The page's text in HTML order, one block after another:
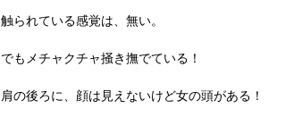
触られている感覚は、無い。
でもメチャクチャ掻き撫でている！
肩の後ろに、顔は見えないけど女の頭がある！